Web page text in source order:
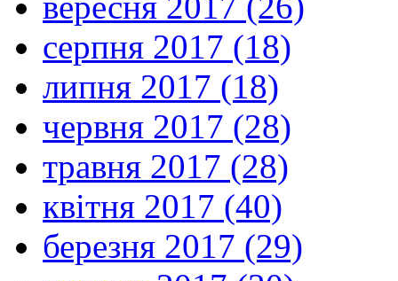
серпня 2017 (18)
липня 2017 (18)
червня 2017 (28)
травня 2017 (28)
квітня 2017 (40)
березня 2017 (29)